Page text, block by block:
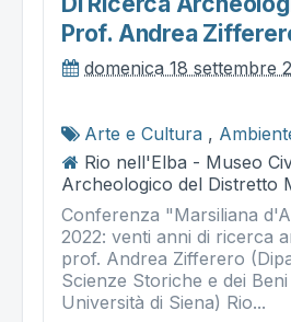
Prof. Andrea
domenica 18 settembre
Arte e Cultura ,
Rio nell'Elba - Museo
Archeologico del Distretto
Conferenza "Marsiliana
2022: venti anni di ricerca
prof. Andrea Zifferero
Scienze Storiche e dei
Università di Siena) Rio...